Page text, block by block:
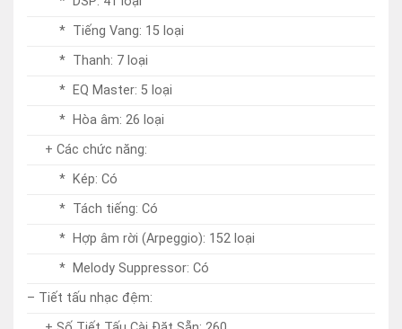
* Hòa âm: 26 loại
+ Các chức năng:
* Kép: Có
* Tách tiếng: Có
* Hợp âm rời (Arpeggio): 152 loại
* Melody Suppressor: Có
– Tiết tấu nhạc đệm:
+ Số Tiết Tấu Cài Đặt Sẵn: 260
+ Phân ngón: Hợp âm thông minh – Smart Chord, Đa
ngón – Multi finger
+ Kiểm soát Tiết Tấu: ACMP ON/OFF, SYNC START,
START/STOP, INTRO/ENDING/rit., MAIN/AUTO FILL